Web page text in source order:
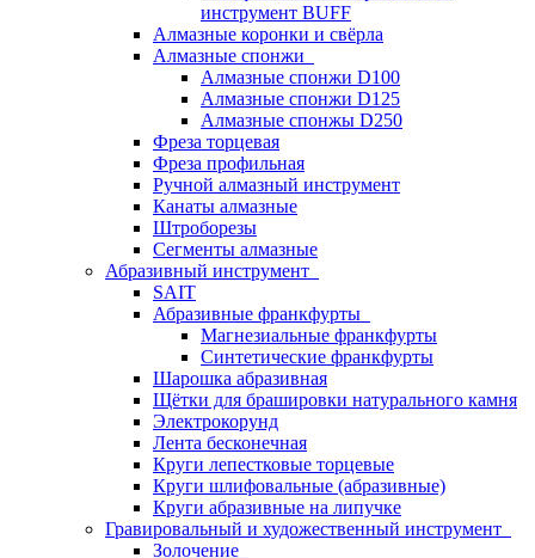
инструмент BUFF
Алмазные коронки и свёрла
Алмазные спонжи
Алмазные спонжи D100
Алмазные спонжи D125
Алмазные спонжы D250
Фреза торцевая
Фреза профильная
Ручной алмазный инструмент
Канаты алмазные
Штроборезы
Сегменты алмазные
Абразивный инструмент
SAIT
Абразивные франкфурты
Магнезиальные франкфурты
Синтетические франкфурты
Шарошка абразивная
Щётки для брашировки натурального камня
Электрокорунд
Лента бесконечная
Круги лепестковые торцевые
Круги шлифовальные (абразивные)
Круги абразивные на липучке
Гравировальный и художественный инструмент
Золочение